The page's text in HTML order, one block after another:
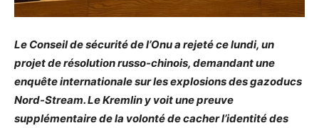
Le Conseil de sécurité de l’Onu a rejeté ce lundi, un
projet de résolution russo-chinois, demandant une
enquête internationale sur les explosions des gazoducs
Nord-Stream. Le Kremlin y voit une preuve
supplémentaire de la volonté de cacher l’identité des